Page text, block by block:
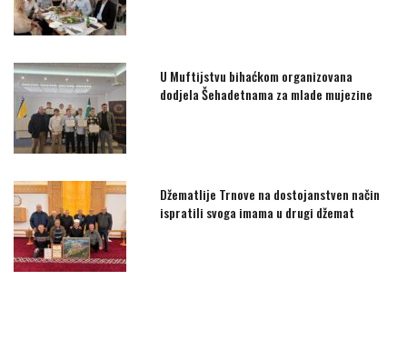
U Muftijstvu bihaćkom organizovana
dodjela Šehadetnama za mlade mujezine
Džematlije Trnove na dostojanstven način
ispratili svoga imama u drugi džemat